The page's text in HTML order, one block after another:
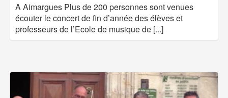
A Aimargues Plus de 200 personnes sont venues
écouter le concert de fin d’année des élèves et
professeurs de l’Ecole de musique de [...]